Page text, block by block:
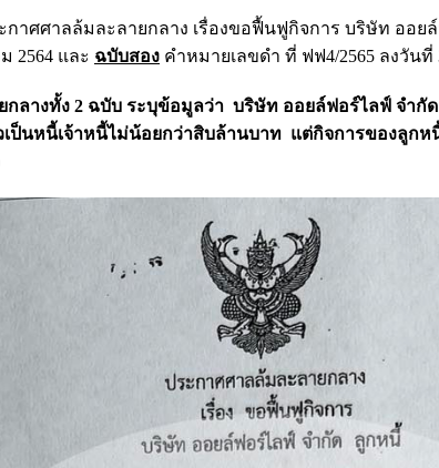
าศศาลล้มละลายกลาง เรื่องขอฟื้นฟูกิจการ บริษัท ออย
2564 และ ฉบับสอง คำหมายเลขดำ ที่ ฟฟ4/2565 ลงวัน
กลางทั้ง 2 ฉบับ ระบุข้อมูลว่า บริษัท ออยล์ฟอร์ไลฟ์ จำกั
ป็นหนี้เจ้าหนี้ไม่น้อยกว่าสิบล้านบาท แต่กิจการของลูก